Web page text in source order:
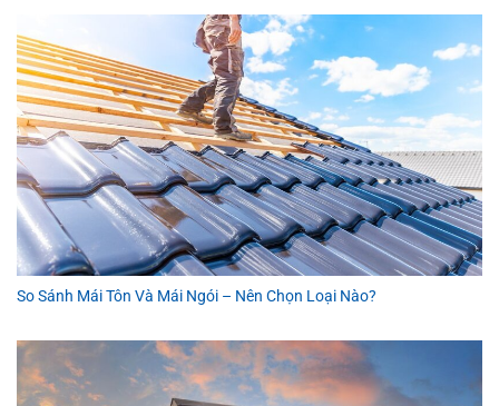
So Sánh Mái Tôn Và Mái Ngói – Nên Chọn Loại Nào?